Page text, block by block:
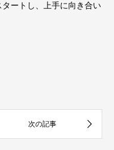
ートし、上手に向き合い